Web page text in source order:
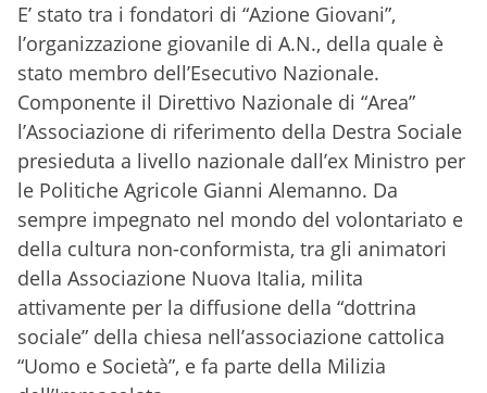
E’ stato tra i fondatori di “Azione Giovani”,
l’organizzazione giovanile di A.N., della quale è
stato membro dell’Esecutivo Nazionale.
Componente il Direttivo Nazionale di “Area”
l’Associazione di riferimento della Destra Sociale
presieduta a livello nazionale dall’ex Ministro per
le Politiche Agricole Gianni Alemanno. Da
sempre impegnato nel mondo del volontariato e
della cultura non-conformista, tra gli animatori
della Associazione Nuova Italia, milita
attivamente per la diffusione della “dottrina
sociale” della chiesa nell’associazione cattolica
“Uomo e Società”, e fa parte della Milizia